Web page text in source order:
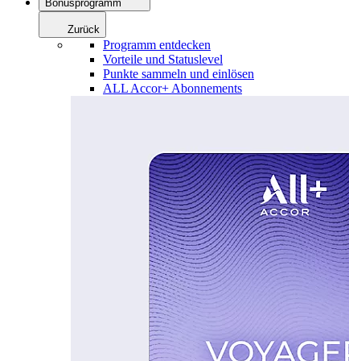
Bonusprogramm
Zurück
Programm entdecken
Vorteile und Statuslevel
Punkte sammeln und einlösen
ALL Accor+ Abonnements